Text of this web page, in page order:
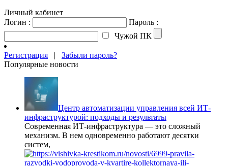
Личный кабинет
Логин :
Пароль :
Чужой ПК
Регистрация | Забыли пароль?
Популярные новости
Центр автоматизации управления всей ИТ-
инфраструктурой: подходы и результаты
Современная ИТ-инфраструктура — это сложный
механизм. В нем одновременно работают десятки
систем,